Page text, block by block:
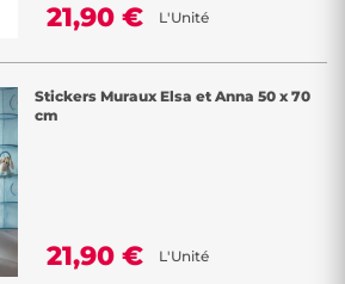
21,90 € L'Unité
Stickers Muraux Elsa et Anna 50 x 70
cm
21,90 € L'Unité